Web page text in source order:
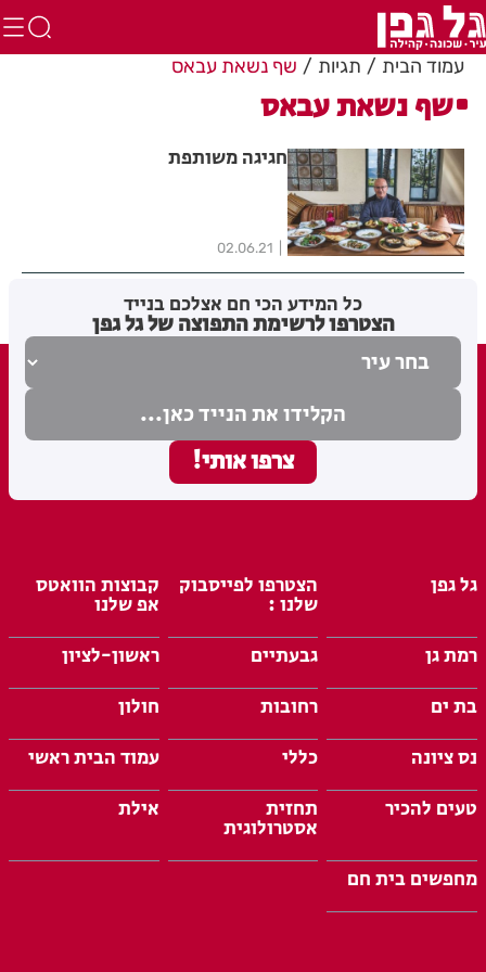
עמוד הבית תגיות שף נשאת עבאס
שף נשאת עבאס
חגיגה משותפת
02.06.21
כל המידע הכי חם אצלכם בנייד
הצטרפו לרשימת התפוצה של גל גפן
גל גפן הצטרפו לפייסבוק
שלנו :
קבוצות הוואטס
אפ שלנו
רמת גן
גבעתיים
ראשון-לציון
בת ים
רחובות
חולון
נס ציונה
כללי
עמוד הבית ראשי
טעים להכיר
תחזית
אסטרולוגית
אילת
מחפשים בית חם